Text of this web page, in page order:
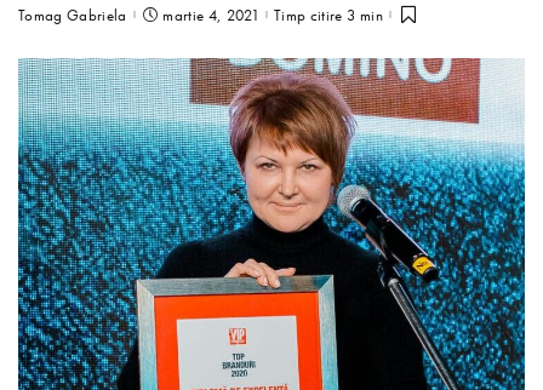
Tomag Gabriela martie 4, 2021 Timp citire 3 min